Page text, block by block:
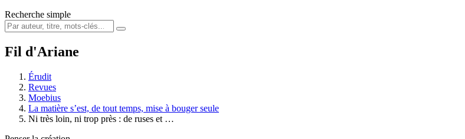
Recherche simple
Fil d'Ariane
Érudit
Revues
Moebius
La matière s’est, de tout temps, mise à bouger seule
Ni très loin, ni trop près : de ruses et …